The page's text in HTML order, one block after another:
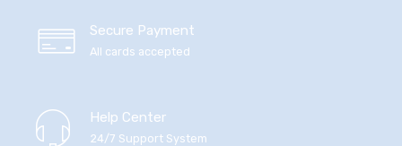
Secure Payment
All cards accepted
Help Center
24/7 Support System